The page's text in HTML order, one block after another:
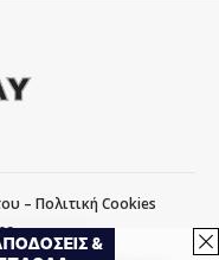
– Πολιτική Cookies